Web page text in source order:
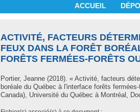
ACCUEIL
ACTIVITÉ, FACTEURS
FEUX DANS LA FORÊT
FORÊTS FERMÉES-FORÊTS
Portier, Jeanne (2018). « Activité, facteurs
boréale du Québec à l'interface forêts
Canada), Université du Québec à Montréal,